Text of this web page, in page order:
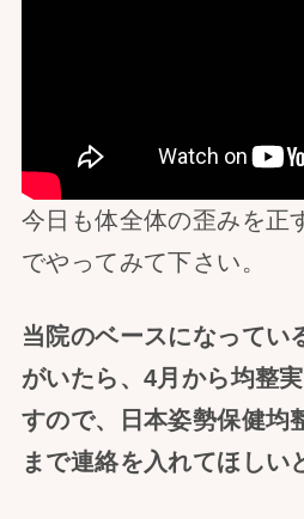
今日も体全体の歪みを正
でやってみて下さい。
当院のベースになってい
がいたら、4月から均整
すので、日本姿勢保健均
まで連絡を入れてほしい